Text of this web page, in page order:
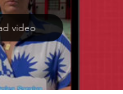
video